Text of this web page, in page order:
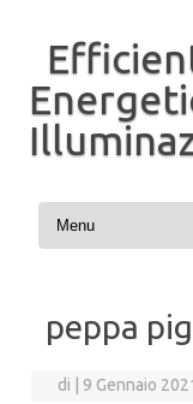
Vai al contenuto
peppa
di 9 Gennaio